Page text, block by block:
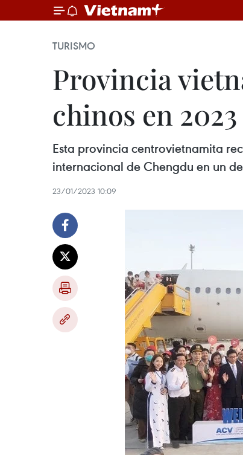
TURISMO
Provincia
chinos en 2023
Esta provincia centrovietnamita
internacional de Chengdu en un
23/01/2023 10:09